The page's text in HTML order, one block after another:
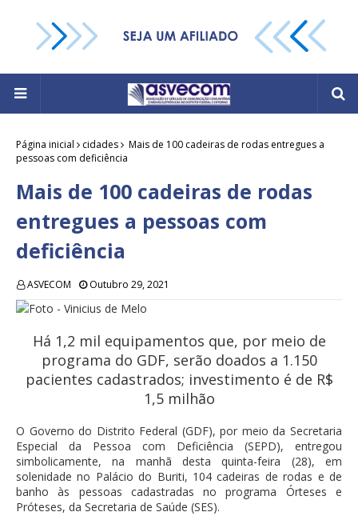
Página inicial cidades
Mais de 100 cadeiras de rodas entregues a
pessoas com deficiência
Mais de 100 cadeiras de rodas
entregues a pessoas com
deficiência
ASVECOM Outubro 29, 2021
Foto - Vinicius de Melo
Há 1,2 mil equipamentos que, por meio de
programa do GDF, serão doados a 1.150
pacientes cadastrados; investimento é de R$
1,5 milhão
O Governo do Distrito Federal (GDF), por meio da Secretaria
Especial da Pessoa com Deficiência (SEPD), entregou
simbolicamente, na manhã desta quinta-feira (28), em
solenidade no Palácio do Buriti, 104 cadeiras de rodas e de
banho às pessoas cadastradas no programa Órteses e
Próteses, da Secretaria de Saúde (SES).